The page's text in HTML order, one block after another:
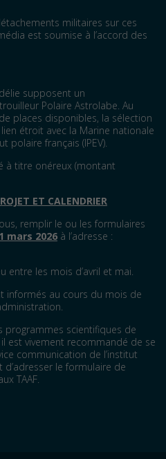
militaires sur ces
est soumise à l’accord des
supposent un
Polaire Astrolabe. Au
places disponibles, la sélection
étroit avec la Marine nationale
polaire français (IPEV).
à titre onéreux (montant
ET CALENDRIER
remplir le ou les formulaires
mars 2026 à l’adresse :
entre les mois d’avril et mai.
informés au cours du mois de
programmes scientifiques de
il est vivement recommandé de se
communication de l’institut
d’adresser le formulaire de
TAAF.